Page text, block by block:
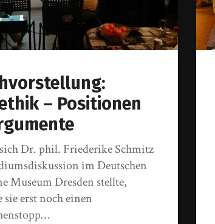
– Positionen
Dr. phil. Friederike Schmitz
im Deutschen
Museum Dresden stellte,
sie erst noch einen